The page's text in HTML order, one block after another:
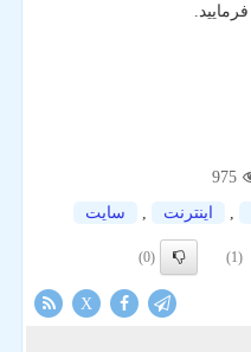
975
, اینترنت , سایت
(1)
(0)
X